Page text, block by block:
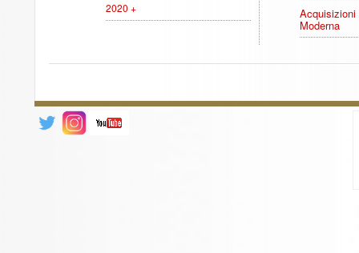
2020 +
Acquisizioni
Moderna